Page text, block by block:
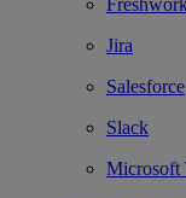
Jira
Salesforce
Slack
Microsoft